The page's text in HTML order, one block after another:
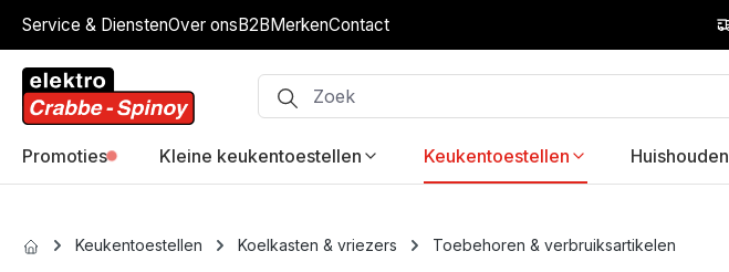
to main content
Skip to search
Skip to main navigation
Service & DienstenOver onsB2BMerkenContact
Promoties Kleine keukentoestellen Keukentoestellen Huishouden
Keukentoestellen Koelkasten & vriezers Toebehoren & verbruiksartikelen